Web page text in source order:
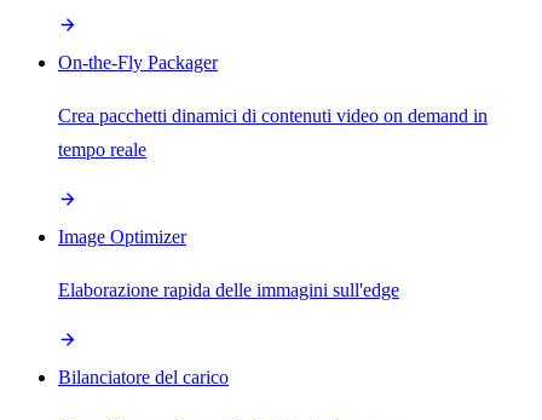
On-the-Fly Packager
Crea pacchetti dinamici di contenuti video on demand in
tempo reale
Image Optimizer
Elaborazione rapida delle immagini sull'edge
Bilanciatore del carico